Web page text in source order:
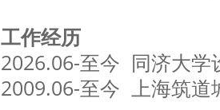
工作经历
2026.06-至今 同济大学
2009.06-至今 上海筑道